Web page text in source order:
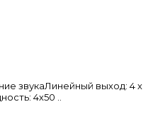
звукаЛинейный выход: 4 x
4х50 ..